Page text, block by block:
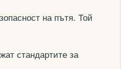
на пътя. Той
стандартите за